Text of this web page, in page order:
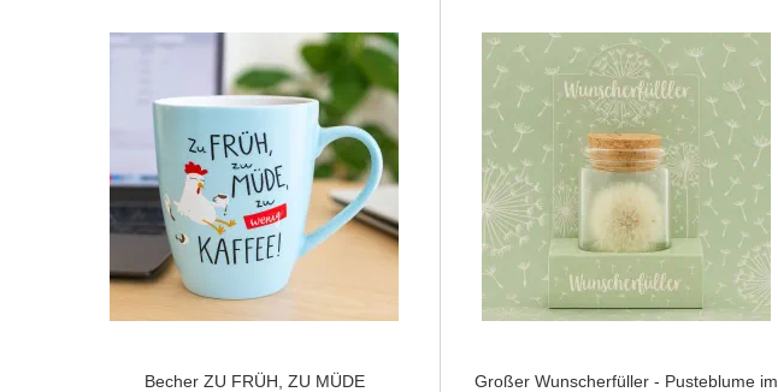
Becher ZU FRÜH, ZU MÜDE
Großer Wunscherfüller - Pusteblume im